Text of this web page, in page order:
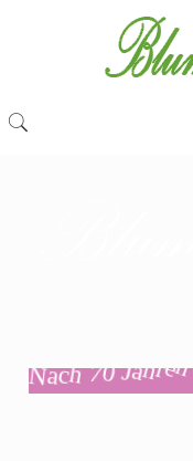
Nach 70 Jahren